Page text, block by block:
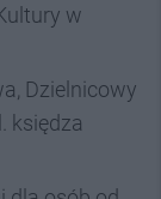
w
Dzielnicowy
księdza